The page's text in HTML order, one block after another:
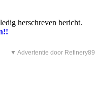
herschreven bericht.
▼ Advertentie door Refinery89